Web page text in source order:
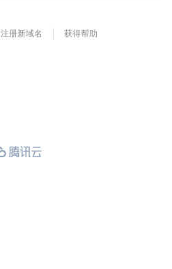
注册新域名 获得帮助